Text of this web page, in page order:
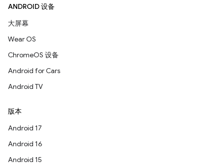
ANDROID 设备
大屏幕
Wear OS
ChromeOS 设备
Android for Cars
Android TV
版本
Android 17
Android 16
Android 15